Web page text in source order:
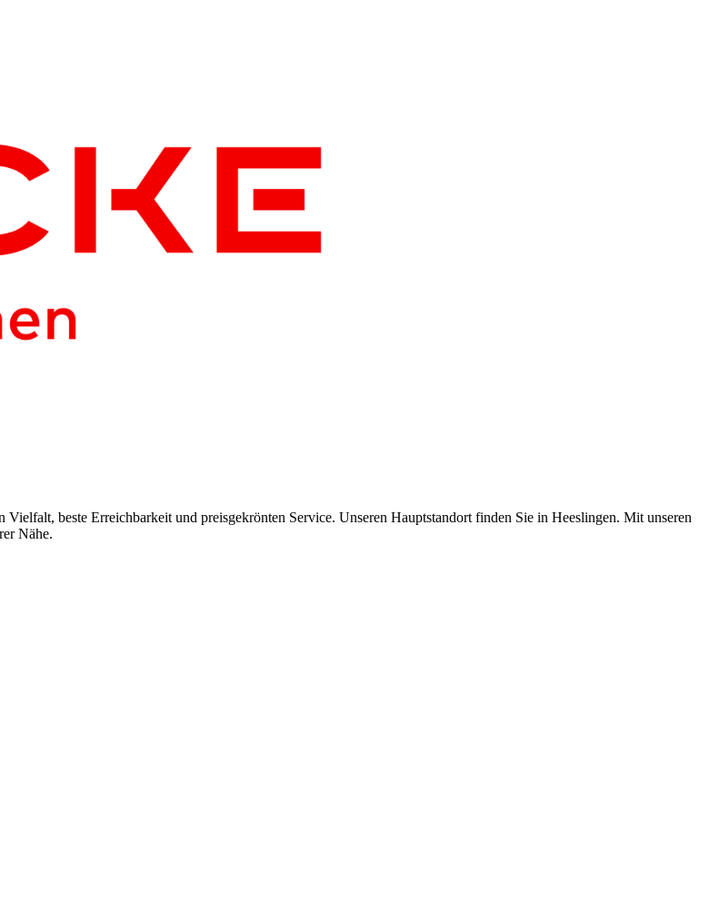
beste Erreichbarkeit und preisgekrönten Service. Unseren Hauptstandort finden Sie in Heeslingen. Mit unseren
Nähe.